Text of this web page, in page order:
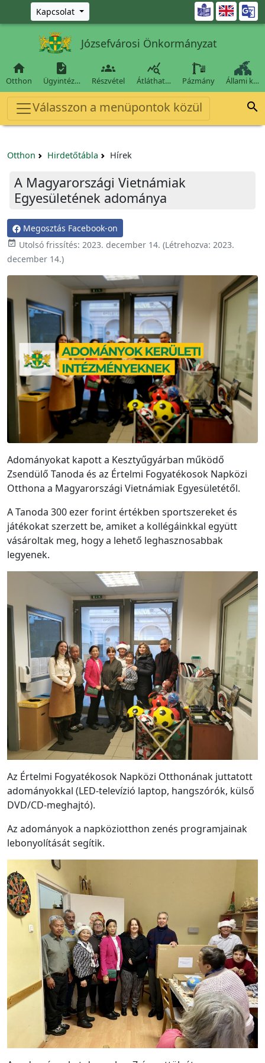
Ugrás a fő tartalomra
Kapcsolat 
Józsefvárosi Önkormányzat

Otthon

Ügyintéz…

Részvétel

Átláthat… Pázmány Állami k…
Válasszon a menüpontok közül 
Otthon Hirdetőtábla Hírek
A Magyarországi Vietnámiak
Egyesületének adománya
Megosztás Facebook-on
 Utolsó frissítés: 2023. december 14. (Létrehozva: 2023.
december 14.)
Adományokat kapott a Kesztyűgyárban működő
Zsendülő Tanoda és az Értelmi Fogyatékosok Napközi
Otthona a Magyarországi Vietnámiak Egyesületétől.
A Tanoda 300 ezer forint értékben sportszereket és
játékokat szerzett be, amiket a kollégáinkkal együtt
vásároltak meg, hogy a lehető leghasznosabbak
legyenek.
Az Értelmi Fogyatékosok Napközi Otthonának juttatott
adományokkal (LED-televízió laptop, hangszórók, külső
DVD/CD-meghajtó).
Az adományok a napköziotthon zenés programjainak
lebonyolítását segítik.